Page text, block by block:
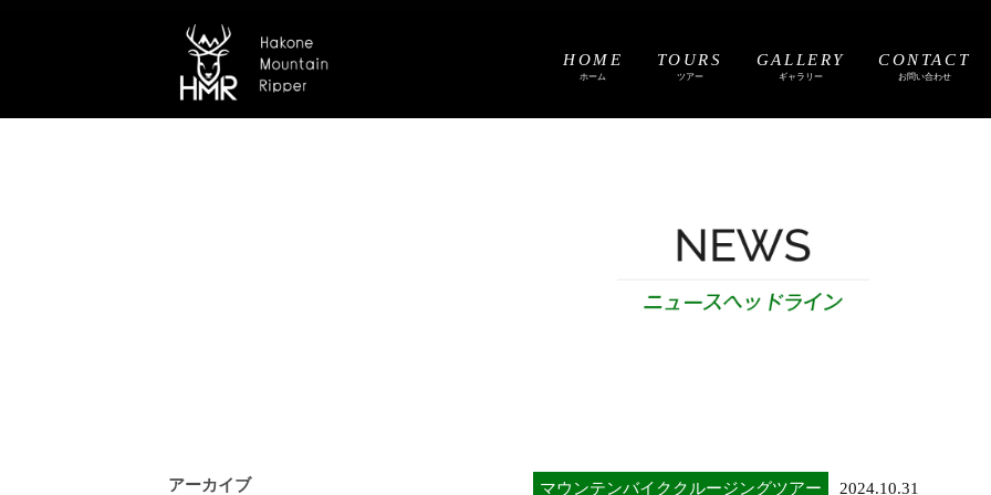
HOME
ホーム
TOURS
ツアー
GALLERY
ギャラリー
CONTACT
お問い合わせ
アーカイブ マウンテンバイククルージングツアー 2024.10.31